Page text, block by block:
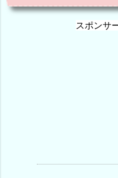
にG512 GX BLUE CLICKYの基本的な情報を紹介してい
スポンサ